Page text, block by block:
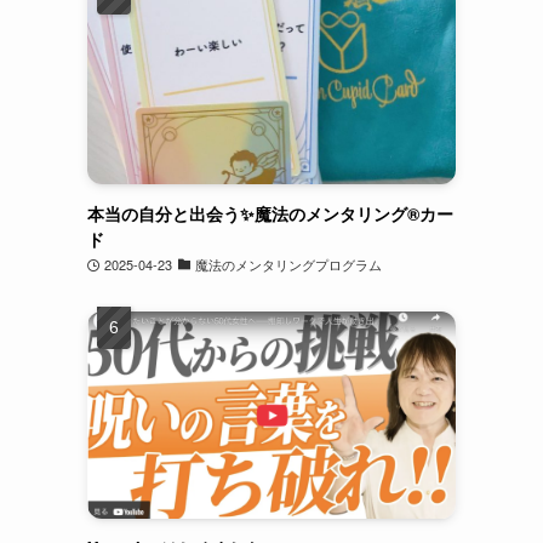
本当の自分と出会う✨魔法のメンタリング®︎カー
ド
2025-04-23 魔法のメンタリングプログラム